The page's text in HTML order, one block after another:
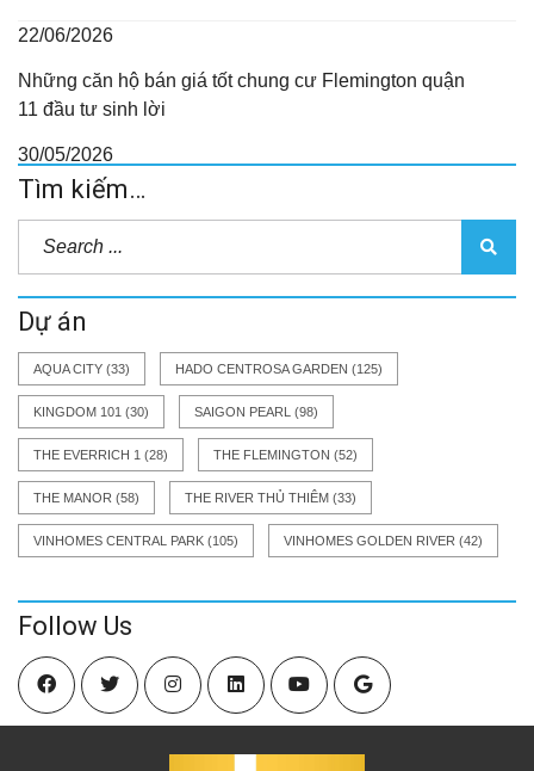
22/06/2026
Những căn hộ bán giá tốt chung cư Flemington quận
11 đầu tư sinh lời
30/05/2026
Tìm kiếm…
Dự án
AQUA CITY (33) HADO CENTROSA GARDEN (125)
KINGDOM 101 (30) SAIGON PEARL (98)
THE EVERRICH 1 (28) THE FLEMINGTON (52)
THE MANOR (58) THE RIVER THỦ THIÊM (33)
VINHOMES CENTRAL PARK (105) VINHOMES GOLDEN RIVER (42)
Follow Us